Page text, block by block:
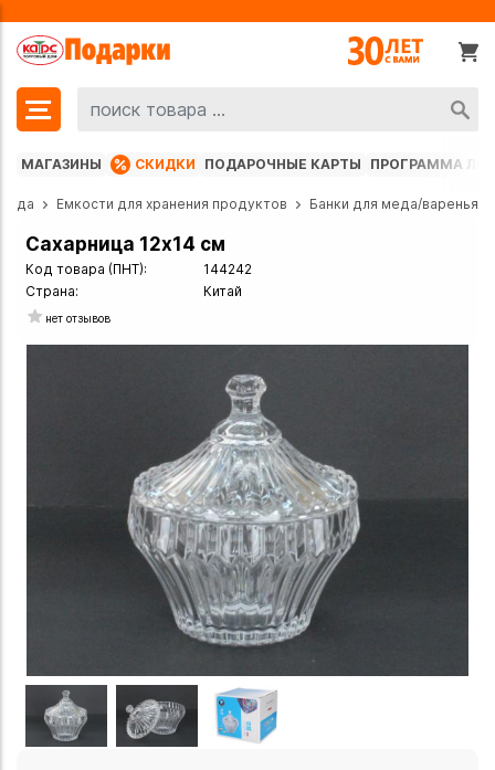
МАГАЗИНЫ СКИДКИ ПОДАРОЧНЫЕ КАРТЫ ПРОГРАММА
Емкости для хранения продуктов Банки для меда/варенья
Сахарница 12х14 см
Код товара (ПНТ):
144242
Страна:
Китай
нет отзывов